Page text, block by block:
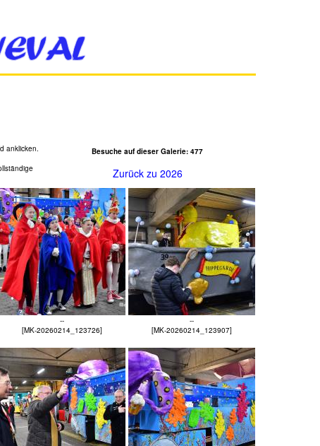
anklicken.
Besuche auf dieser Galerie: 477
Zurück zu 2026
--
[MK-20260214_123726]
--
[MK-20260214_123907]